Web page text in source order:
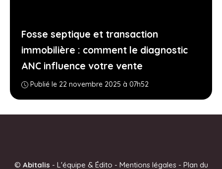
Fosse septique et transaction
immobilière : comment le diagnostic
ANC influence votre vente
Publié le 22 novembre 2025 à 07h52
© Abitalis - L'équipe & Édito - Mentions légales- Plan du